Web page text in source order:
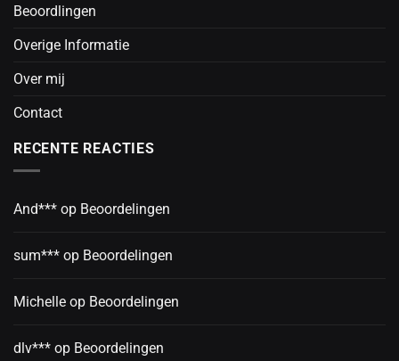
Beoordlingen
Overige Informatie
Over mij
Contact
RECENTE REACTIES
And*** op Beoordelingen
sum*** op Beoordelingen
Michelle op Beoordelingen
dlv*** op Beoordelingen